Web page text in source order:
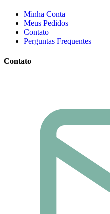
Minha Conta
Meus Pedidos
Contato
Perguntas Frequentes
Contato